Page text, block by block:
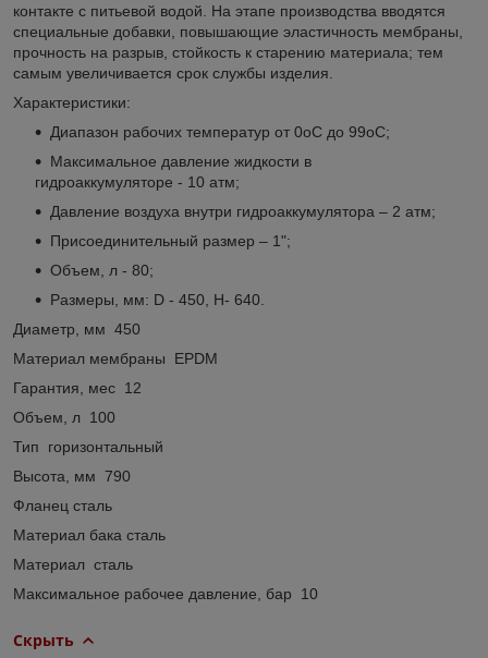
контакте с питьевой водой. На этапе производства вводятся
специальные добавки, повышающие эластичность мембраны,
прочность на разрыв, стойкость к старению материала; тем
самым увеличивается срок службы изделия.
Характеристики:
Диапазон рабочих температур от 0oС до 99oС;
Максимальное давление жидкости в
гидроаккумуляторе - 10 атм;
Давление воздуха внутри гидроаккумулятора – 2 атм;
Присоединительный размер – 1";
Объем, л - 80;
Размеры, мм: D - 450, H- 640.
Диаметр, мм 450
Материал мембраны EPDM
Гарантия, мес 12
Объем, л 100
Тип горизонтальный
Высота, мм 790
Фланец сталь
Материал бака сталь
Материал сталь
Максимальное рабочее давление, бар 10
Скрыть